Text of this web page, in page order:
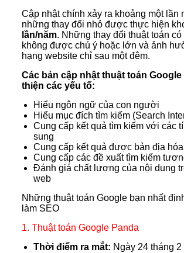
Cập nhật chính xảy ra khoảng một lần
những thay đổi nhỏ được thực hiện
lần/năm. Những thay đổi thuật toán có
không được chú ý hoặc lớn và ảnh
hạng website chỉ sau một đêm.
Các bản cập nhật thuật toán Google
thiện các yếu tố:
Hiểu ngôn ngữ của con người
Hiểu mục đích tìm kiếm (Search
Cung cấp kết quả tìm kiếm với các
sung
Cung cấp kết quả được bản địa hóa
Cung cấp các đề xuất tìm kiếm
Đánh giá chất lượng của nội dung
web
Những thuật toán Google bạn nhất
làm SEO
1. Thuật toán Google Panda
Thời điểm ra mắt: Ngày 24 tháng 2